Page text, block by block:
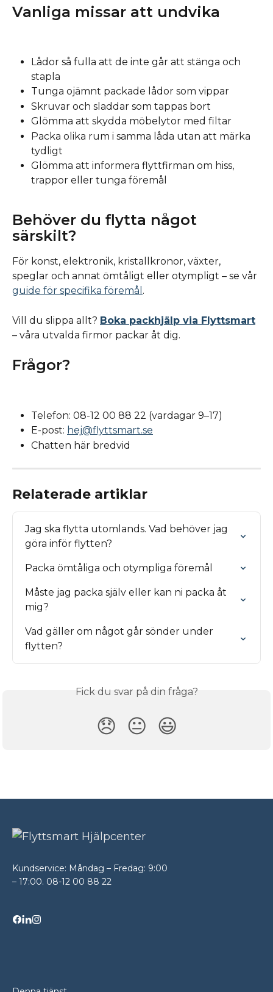
Vanliga missar att undvika
Lådor så fulla att de inte går att stänga och
stapla
Tunga ojämnt packade lådor som vippar
Skruvar och sladdar som tappas bort
Glömma att skydda möbelytor med filtar
Packa olika rum i samma låda utan att märka
tydligt
Glömma att informera flyttfirman om hiss,
trappor eller tunga föremål
Behöver du flytta något
särskilt?
För konst, elektronik, kristallkronor, växter,
speglar och annat ömtåligt eller otympligt – se vår
guide för specifika föremål .
Vill du slippa allt? Boka packhjälp via Flyttsmart
– våra utvalda firmor packar åt dig.
Frågor?
Telefon: 08-12 00 88 22 (vardagar 9–17)
E-post: hej@flyttsmart.se
Chatten här bredvid
Relaterade artiklar
Jag ska flytta utomlands. Vad behöver jag
göra inför flytten?
Packa ömtåliga och otympliga föremål
Måste jag packa själv eller kan ni packa åt
mig?
Vad gäller om något går sönder under
flytten?
Fick du svar på din fråga?
😞 😐 😃
Kundservice: Måndag – Fredag: 9:00
– 17:00. 08-12 00 88 22